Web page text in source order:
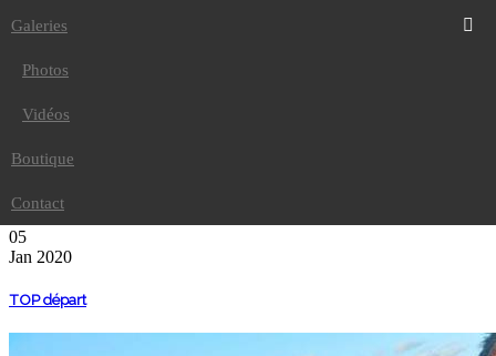
Accueil
TOP départ
Un 12ème DAKAR sous le signe du « 3 » !
05
Jan 2020
TOP départ
Galeries
Photos
Vidéos
Boutique
Contact